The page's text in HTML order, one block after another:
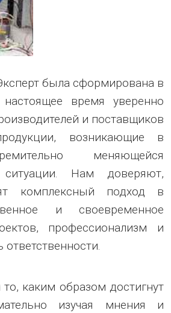
была сформирована в
время уверенно
и поставщиков
возникающие в
меняющейся
ситуации. Нам доверяют,
комплексный подход в
и своевременное
профессионализм и
каким образом достигнут
изучая мнения и